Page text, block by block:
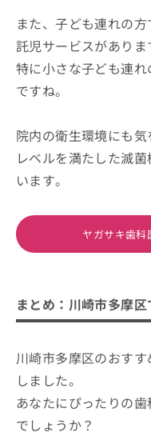
また、子ども連れの
託児サービスがありま
特に小さな子ども連
ですね。
院内の衛生環境にも
レベルを満たした滅
います。
ヤガサキ歯科
まとめ：川崎市多摩
川崎市多摩区のおす
しました。
あなたにぴったりの
でしょうか？